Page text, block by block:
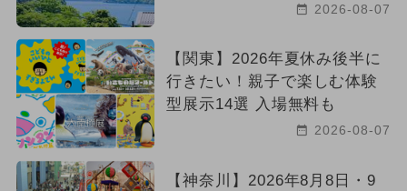
2026-08-07
【関東】2026年夏休み後半に
行きたい！親子で楽しむ体験
型展示14選 入場無料も
2026-08-07
【神奈川】2026年8月8日・9